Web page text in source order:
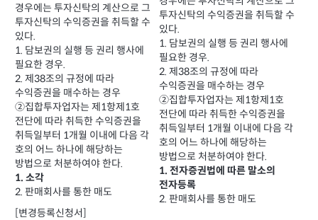
경우에는 투자신탁의 계산으로 그
투자신탁의 수익증권을 취득할 수
있다.
1. 담보권의 실행 등 권리 행사에
필요한 경우.
2. 제38조의 규정에 따라
수익증권을 매수하는 경우
②집합투자업자는 제1항제1호
전단에 따라 취득한 수익증권을
취득일부터 1개월 이내에 다음 각
호의 어느 하나에 해당하는
방법으로 처분하여야 한다.
1. 소각
2. 판매회사를 통한 매도
투자신탁의 수익증권을 취득할 수
있다.
1. 담보권의 실행 등 권리 행사에
필요한 경우.
2. 제38조의 규정에 따라
수익증권을 매수하는 경우
②집합투자업자는 제1항제1호
전단에 따라 취득한 수익증권을
취득일부터 1개월 이내에 다음 각
호의 어느 하나에 해당하는
방법으로 처분하여야 한다.
1. 전자증권법에 따른 말소의
전자등록
2. 판매회사를 통한 매도
[변경등록신청서]